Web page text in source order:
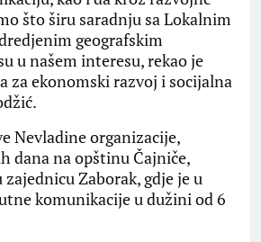
što širu saradnju sa Lokalnim
geografskim
u našem interesu, rekao je
za ekonomski razvoj i socijalna
Nevladine organizacije,
dana na opštinu Čajniče,
Zaborak, gdje je u
komunikacije u dužini od 6